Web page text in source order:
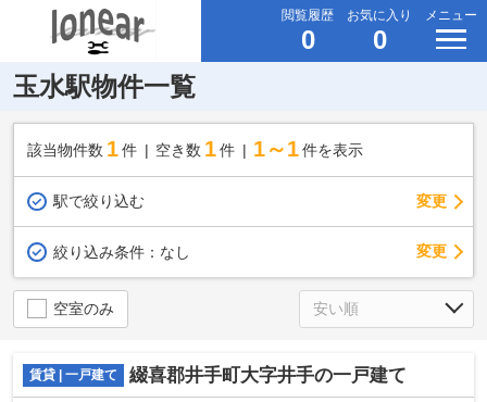
閲覧履歴
0
お気に入り
0
メニュー
玉水駅物件一覧
該当物件数 1件 空き数 1 件 1～1 件を表示
駅で絞り込む 変更
絞り込み条件： なし 変更
空室のみ
賃貸 | 一戸建て 綴喜郡井手町大字井手の一戸建て